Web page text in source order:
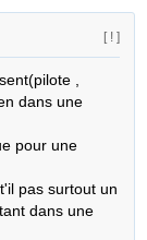
[ ! ]
,
dans une
pour une
pas surtout un
dans une